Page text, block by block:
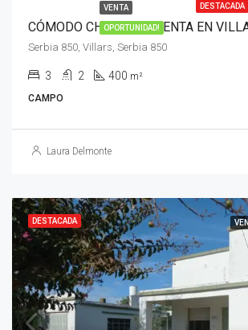
DESTACADA
VENTA
OPORTUNIDAD!
CÓMODO CHALET EN VENTA EN
Serbia 850, Villars, Serbia 850
3 2 400 m²
CAMPO
Laura Delmonte
DESTACADA